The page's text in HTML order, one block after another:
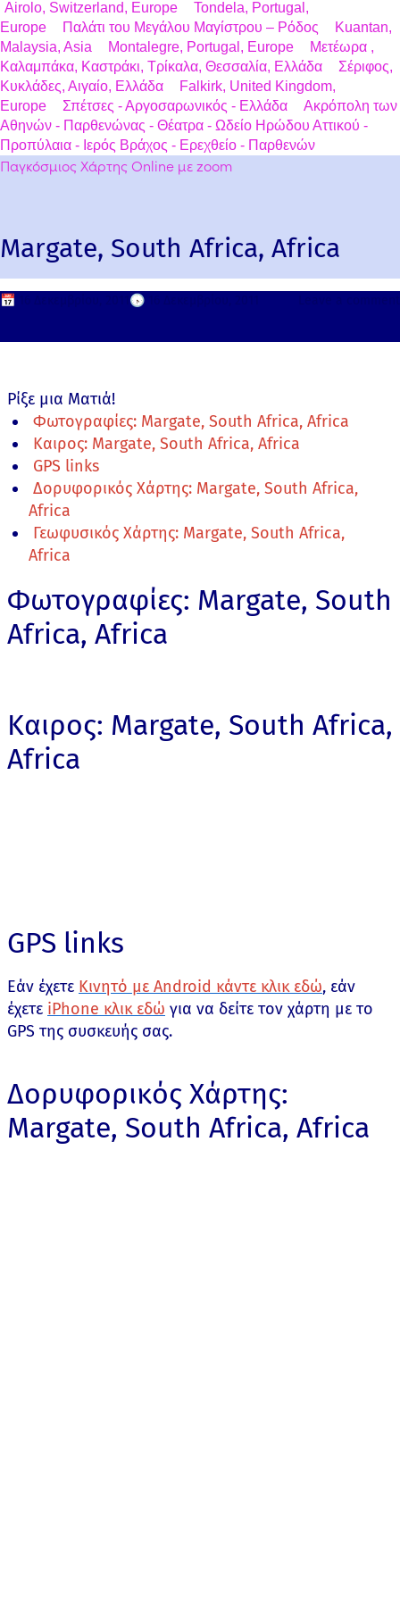
Airolo, Switzerland, Europe
Tondela, Portugal,
Europe
Παλάτι του Μεγάλου Μαγίστρου – Ρόδος
Kuantan,
Malaysia, Asia
Montalegre, Portugal, Europe
Μετέωρα ,
Καλαμπάκα, Καστράκι, Τρίκαλα, Θεσσαλία, Ελλάδα
Σέριφος,
Κυκλάδες, Αιγαίο, Ελλάδα
Falkirk, United Kingdom,
Europe
Σπέτσες - Αργοσαρωνικός - Ελλάδα
Ακρόπολη των
Αθηνών - Παρθενώνας - Θέατρα - Ωδείο Ηρώδου Αττικού -
Προπύλαια - Ιερός Βράχος - Ερεχθείο - Παρθενών
Παγκόσμιος Χάρτης Online με zoom
Margate, South Africa, Africa
📅 🕟
Ρίξε μια Ματιά!
Φωτογραφίες: Margate, South Africa, Africa
Καιρος: Margate, South Africa, Africa
GPS links
Δορυφορικός Χάρτης: Margate, South Africa,
Africa
Γεωφυσικός Χάρτης: Margate, South Africa,
Africa
Φωτογραφίες: Margate, South
Africa, Africa
Καιρος: Margate, South Africa,
Africa
GPS links
Εάν έχετε Κινητό με Android κάντε κλικ εδώ, εάν
έχετε iPhone κλικ εδώ για να δείτε τον χάρτη με το
GPS της συσκευής σας.
Δορυφορικός Χάρτης:
Margate, South Africa, Africa